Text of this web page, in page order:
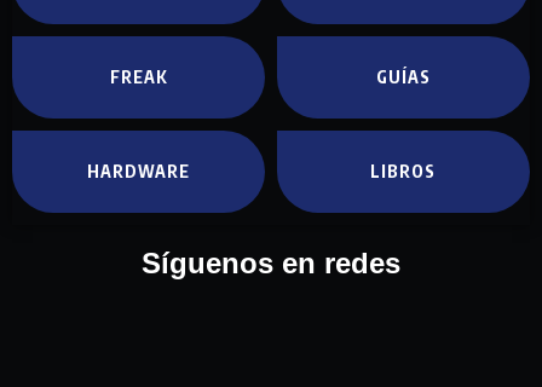
FREAK GUÍAS
HARDWARE LIBROS
Síguenos en redes